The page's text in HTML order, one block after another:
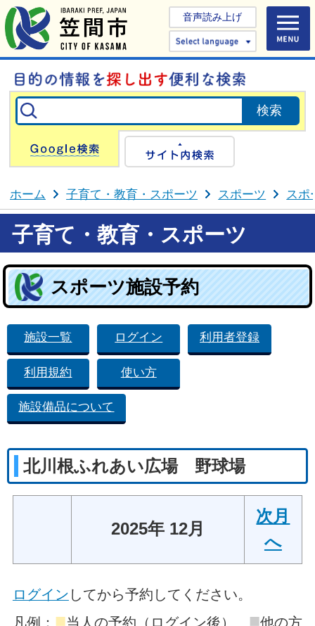
音声読み上げ
Select
Google検索
ホーム 子育て・教育・スポーツ スポーツ スポ
子育て・教育・スポーツ
スポーツ施設予約
施設一覧 ログイン 利用者登録
利用規約 使い方
施設備品について
北川根ふれあい広場 野球場
2025年 12月
次月
へ
ログイン してから予約してください。
凡例： ■当人の予約（ログイン後） ■他の方